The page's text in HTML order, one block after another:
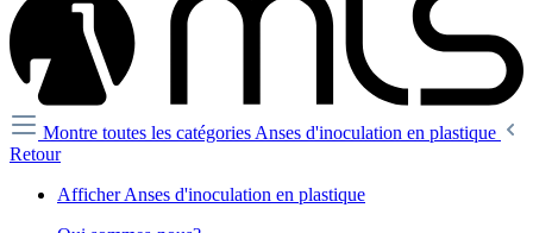
Montre toutes les catégories Anses d'inoculation en plastique
Retour
Afficher Anses d'inoculation en plastique